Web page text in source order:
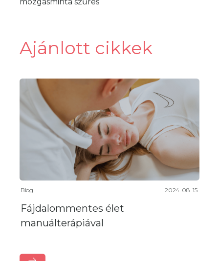
Ajánlott cikkek
Blog 2024. 08. 15.
Fájdalommentes élet
manuálterápiával